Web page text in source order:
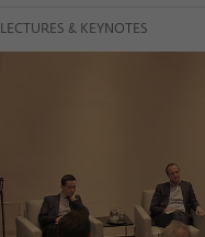
LECTURES & KEYNOTES